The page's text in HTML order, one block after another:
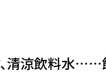
、清涼飲料水